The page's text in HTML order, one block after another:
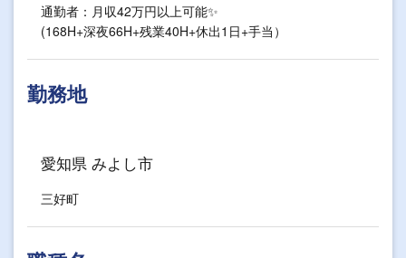
通勤者：月収42万円以上可能✨
(168H+深夜66H+残業40H+休出1日+手当）
勤務地
愛知県 みよし市
三好町